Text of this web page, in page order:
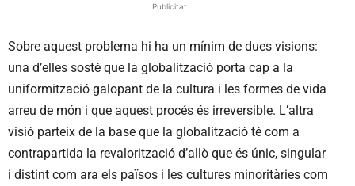
Publicitat
Sobre aquest problema hi ha un mínim de dues visions:
una d’elles sosté que la globalització porta cap a la
uniformització galopant de la cultura i les formes de vida
arreu de món i que aquest procés és irreversible. L’altra
visió parteix de la base que la globalització té com a
contrapartida la revalorització d’allò que és únic, singular
i distint com ara els països i les cultures minoritàries com